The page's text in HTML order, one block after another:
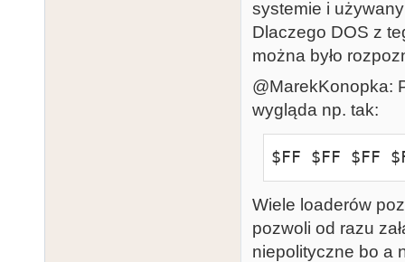
systemie i
Dlaczego DOS z
można było
@MarekKonopka:
wygląda np. tak:
$FF $FF $FF
Wiele loaderów
pozwoli od razu
niepolityczne bo a